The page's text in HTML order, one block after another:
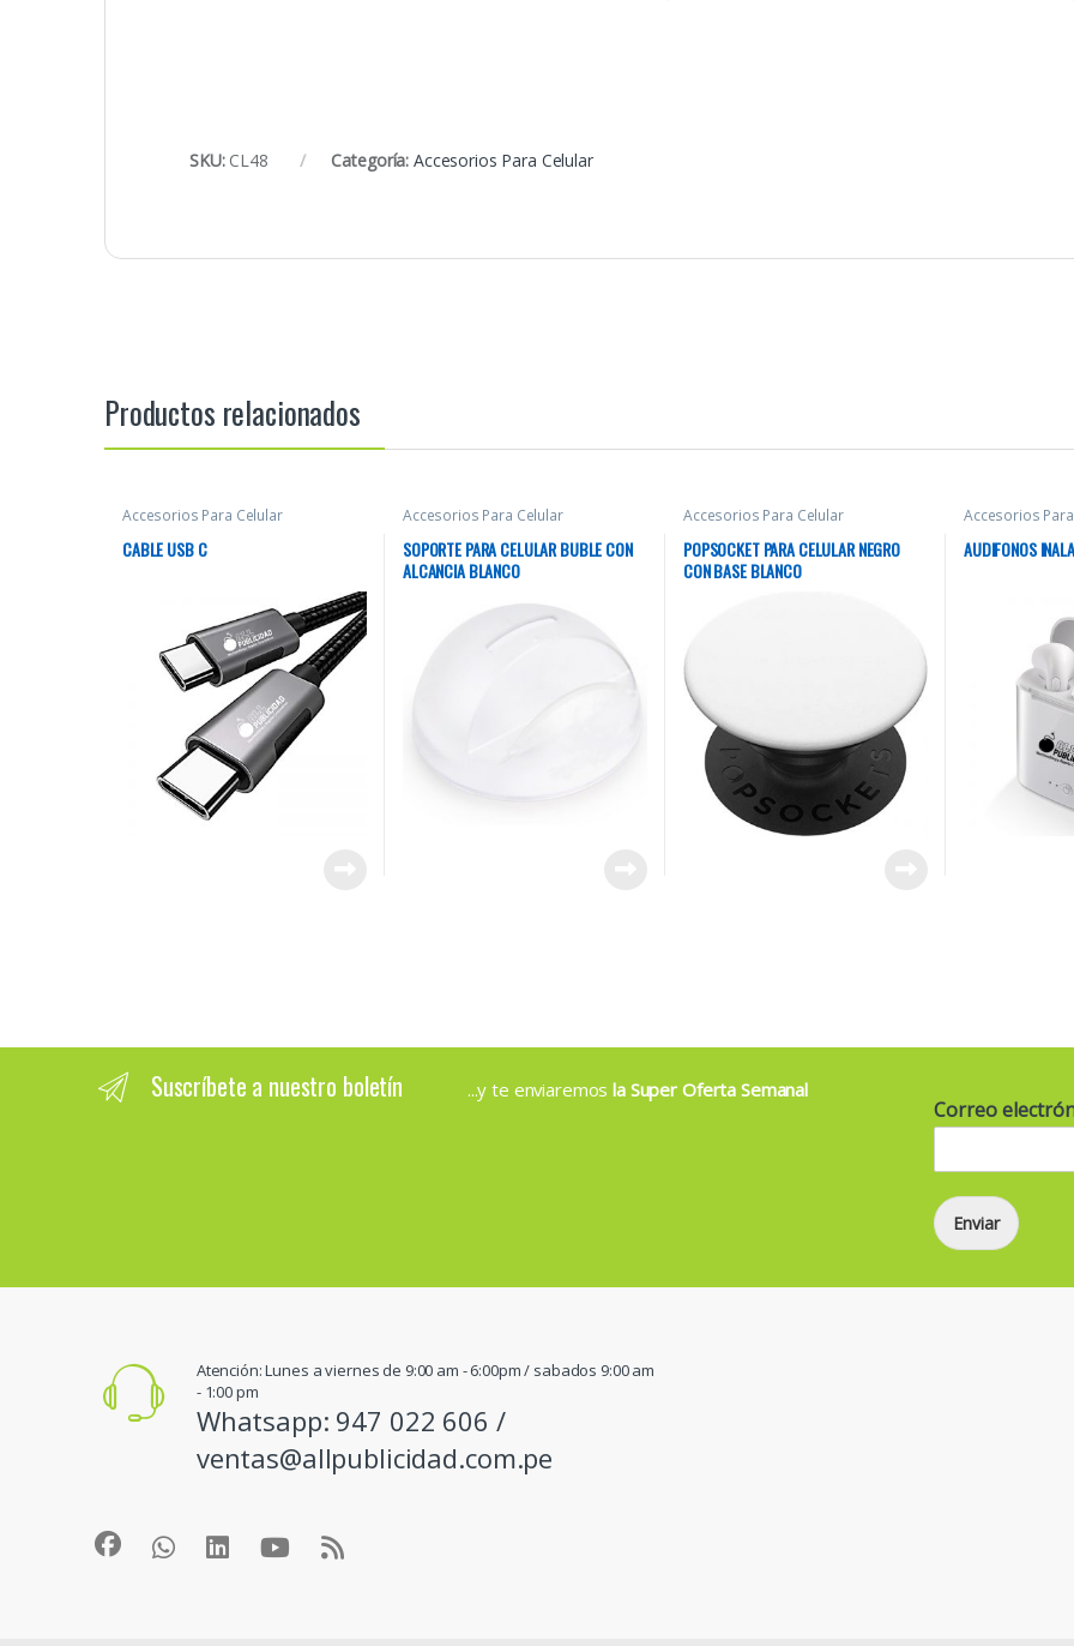
SKU: CL48 Categoría: Accesorios Para Celular
Productos relacionados
Accesorios Para Celular
CABLE USB C
Accesorios Para Celular
SOPORTE PARA CELULAR BUBLE CON
ALCANCIA BLANCO
Accesorios Para Celular
POPSOCKET PARA CELULAR NEGRO
CON BASE BLANCO
Accesorios
AUDIFONOS
Suscríbete a nuestro boletín ...y te enviaremosla Super Oferta Semanal
Correo
Enviar
Atención: Lunes a viernes de 9:00 am - 6:00pm / sabados 9:00 am
- 1:00 pm
Whatsapp: 947 022 606 /
ventas@allpublicidad.com.pe